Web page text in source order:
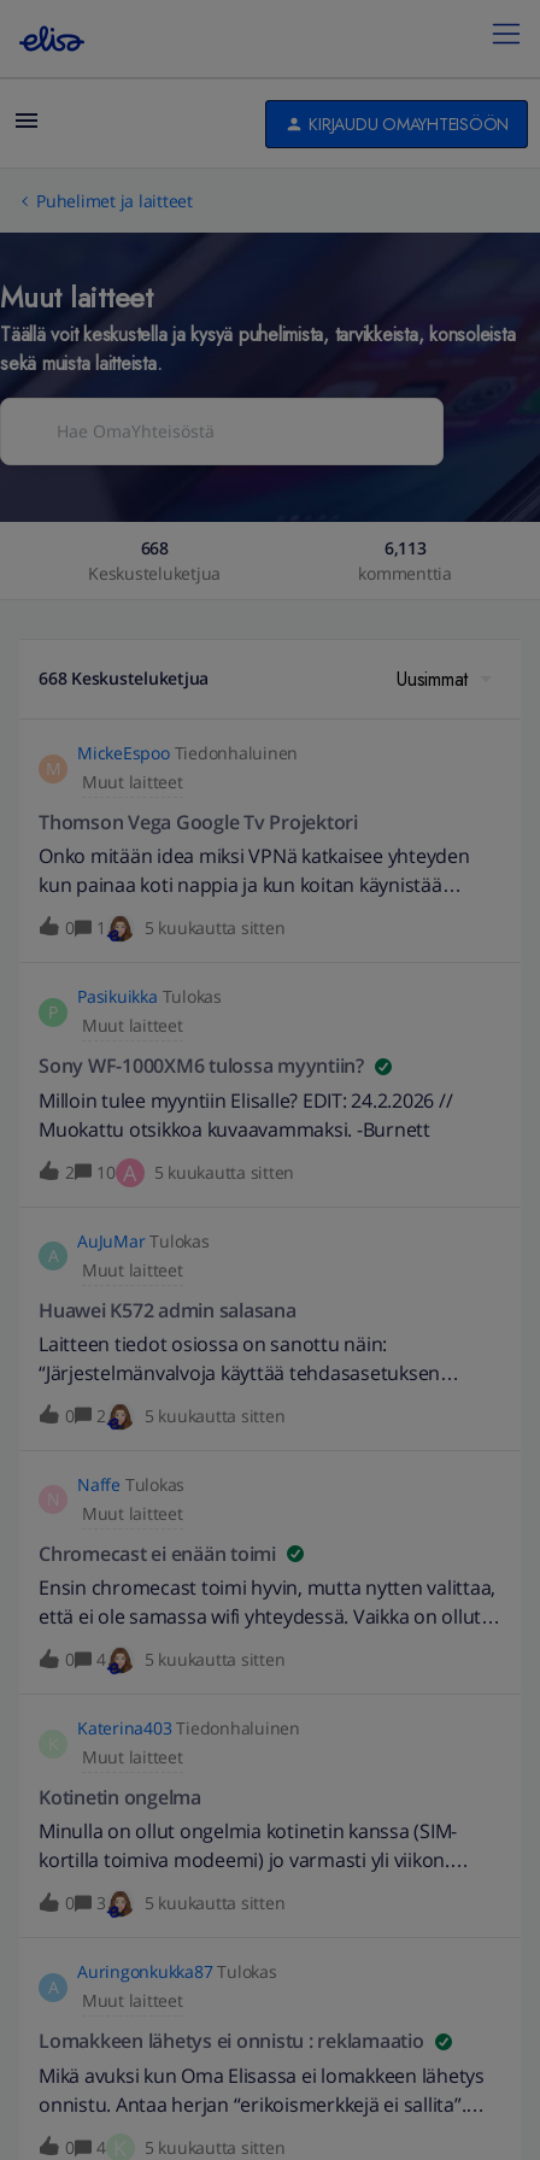
KIRJAUDU OMAYHTEISÖÖN
Puhelimet ja laitteet
Muut laitteet
Täällä voit keskustella ja kysyä puhelimista, tarvikkeista, konsoleista
sekä muista laitteista.
668
Keskusteluketjua
6,113
kommenttia
668 Keskusteluketjua Uusimmat
M
MickeEspoo Tiedonhaluinen
Muut laitteet
Thomson Vega Google Tv Projektori
Onko mitään idea miksi VPNä katkaisee yhteyden
kun painaa koti nappia ja kun koitan käynistää
Pluto.tv appin tai Tubi appi joka ei vielä toimi
suomessa olen kokeilut nordvpnää ja ipvanshiä
kanssa ja jopa olen kokeilut minun samsung feestyle
2 kanssa mihin olen liitännyt tommosen kiina tv
tikun jossa on google ja sillä jopa toimii mutta ei tällä
projektorilla satuisko tämä olevan joku manantai
kappale.
0 1 5 kuukautta sitten
P
Pasikuikka Tulokas
Muut laitteet
Sony WF-1000XM6 tulossa myyntiin?
Milloin tulee myyntiin Elisalle? EDIT: 24.2.2026 //
Muokattu otsikkoa kuvaavammaksi. -Burnett
2 10 A 5 kuukautta sitten
A
AuJuMar Tulokas
Muut laitteet
Huawei K572 admin salasana
Laitteen tiedot osiossa on sanottu näin:
“Järjestelmänvalvoja käyttää tehdasasetuksen
mukaista salasanaa. Jos haluat vaihtaa salasanan,
ota yhteyttä operaattoriin. Lisätietoja salasanan
osiossa osoitteessa http://support.huawei.com.”
Onko niin, että salasanaa ei voi muuttaa itse?
Ainakaan se ei toimi muuttamisyrityksen jälkeen.
Toinen kysymys koskee laiteluetteloa päätelaite
osiossa, Miten voi laittaa laitteen selväkielisen
nimen ensimmäiseen sarakkeeseen? Satunnaisesti
siinä näkyy yhden tai kahden laitteen nimi.
0 2 5 kuukautta sitten
N
Naffe Tulokas
Muut laitteet
Chromecast ei enään toimi
Ensin chromecast toimi hyvin, mutta nytten valittaa,
että ei ole samassa wifi yhteydessä. Vaikka on ollut.
Alusta asti samassa wifissä.Eikä auta seinästä
irrottaminen chromegast tai wifi laite.
0 4 5 kuukautta sitten
Katerina403 Tiedonhaluinen
Muut laitteet
Kotinetin ongelma
Minulla on ollut ongelmia kotinetin kanssa (SIM-
kortilla toimiva modeemi) jo varmasti yli viikon.
Joudun käynnistämään reitittimen jatkuvasti
uudelleen. Mistä tämä voi johtua? EDIT 16.2.2026 //
sannika
0 3 5 kuukautta sitten
A
Auringonkukka87 Tulokas
Muut laitteet
Lomakkeen lähetys ei onnistu : reklamaatio
Mikä avuksi kun Oma Elisassa ei lomakkeen lähetys
onnistu. Antaa herjan “erikoismerkkejä ei sallita”.
Pisteet on ainoat välimerkit joita käytän. Kopioin
0 4 5 kuukautta sitten